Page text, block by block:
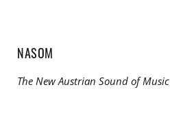
NASOM
The New Austrian Sound of Music